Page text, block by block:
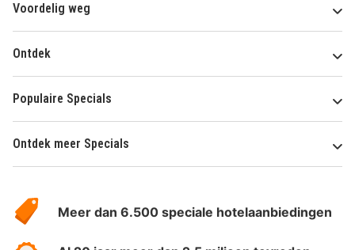
Voordelig weg
Ontdek
Populaire Specials
Ontdek meer Specials
HotelSpecials
Meer dan 6.500 speciale hotelaanbiedingen